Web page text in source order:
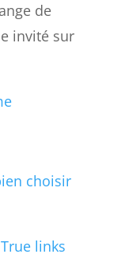
de
invité sur
choisir
links